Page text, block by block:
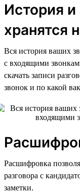
История и
хранятся
Вся история ваших
с входящими
скачать записи
звонок и по какой
Расшифровка
разговора с
заметки.